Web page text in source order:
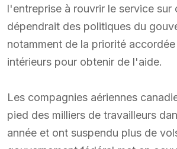
l'entreprise à rouvrir le service sur
dépendrait des politiques du
notamment de la priorité
intérieurs pour obtenir de l'aide.
Les compagnies aériennes
pied des milliers de travailleurs
année et ont suspendu plus de